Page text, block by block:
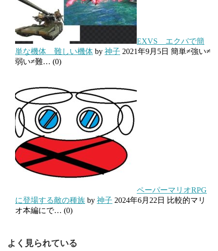
EXVS エクバで簡
単な機体 難しい機体 by 神子 2021年9月5日 簡単≠強い≠
弱い≠難… (0)
ペーパーマリオRPG
に登場する敵の種族 by 神子 2024年6月22日 比較的マリ
オ本編にで… (0)
よく見られている